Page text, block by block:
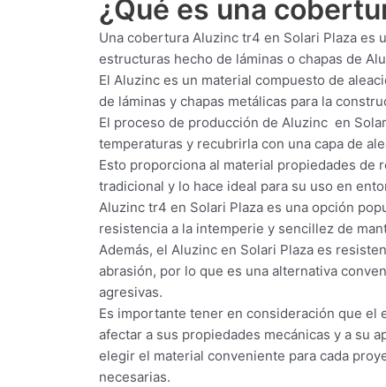
¿Qué es una
Una cobertura Aluzinc tr4 en Solari Plaza
estructuras hecho de láminas o chapas de
El Aluzinc es un material compuesto de
de láminas y chapas metálicas para la
El proceso de producción de Aluzinc en
temperaturas y recubrirla con una capa de
Esto proporciona al material propiedades de
tradicional y lo hace ideal para su uso en
Aluzinc tr4 en Solari Plaza es una opción
resistencia a la intemperie y sencillez de
Además, el Aluzinc en Solari Plaza es
abrasión, por lo que es una alternativa
agresivas.
Es importante tener en consideración que el
afectar a sus propiedades mecánicas y a su
elegir el material conveniente para cada
necesarias.